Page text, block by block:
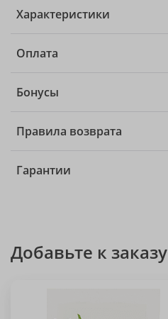
Характеристики
Оплата
Бонусы
Правила возврата
Гарантии
Добавьте к заказу